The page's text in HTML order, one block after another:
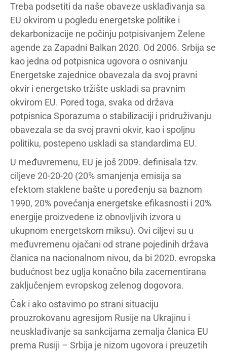
Treba podsetiti da naše obaveze usklađivanja sa
EU okvirom u pogledu energetske politike i
dekarbonizacije ne počinju potpisivanjem Zelene
agende za Zapadni Balkan 2020. Od 2006. Srbija se
kao jedna od potpisnica ugovora o osnivanju
Energetske zajednice obavezala da svoj pravni
okvir i energetsko tržište uskladi sa pravnim
okvirom EU. Pored toga, svaka od država
potpisnica Sporazuma o stabilizaciji i pridruživanju
obavezala se da svoj pravni okvir, kao i spoljnu
politiku, postepeno uskladi sa standardima EU.
U međuvremenu, EU je još 2009. definisala tzv.
ciljeve 20-20-20 (20% smanjenja emisija sa
efektom staklene bašte u poređenju sa baznom
1990, 20% povećanja energetske efikasnosti i 20%
energije proizvedene iz obnovljivih izvora u
ukupnom energetskom miksu). Ovi ciljevi su u
međuvremenu ojačani od strane pojedinih država
članica na nacionalnom nivou, da bi 2020. evropska
budućnost bez uglja konačno bila zacementirana
zaključenjem evropskog zelenog dogovora.
Čak i ako ostavimo po strani situaciju
prouzrokovanu agresijom Rusije na Ukrajinu i
neusklađivanje sa sankcijama zemalja članica EU
prema Rusiji – Srbija je nizom ugovora i preuzetih